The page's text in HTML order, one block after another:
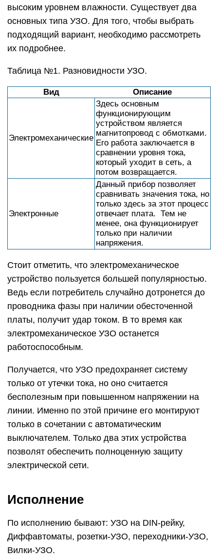
высоким уровнем влажности. Существует два
основных типа УЗО. Для того, чтобы выбрать
подходящий вариант, необходимо рассмотреть
их подробнее.
Таблица №1. Разновидности УЗО.
Вид Описание
Электромеханические
Здесь основным
функционирующим
устройством является
магнитопровод с обмотками.
Его работа заключается в
сравнении уровня тока,
который уходит в сеть, а
потом возвращается.
Электронные
Данный прибор позволяет
сравнивать значения тока, но
только здесь за этот процесс
отвечает плата. Тем не
менее, она функционирует
только при наличии
напряжения.
Стоит отметить, что электромеханическое
устройство пользуется большей популярностью.
Ведь если потребитель случайно дотронется до
проводника фазы при наличии обесточенной
платы, получит удар током. В то время как
электромеханическое УЗО останется
работоспособным.
Получается, что УЗО предохраняет систему
только от утечки тока, но оно считается
бесполезным при повышенном напряжении на
линии. Именно по этой причине его монтируют
только в сочетании с автоматическим
выключателем. Только два этих устройства
позволят обеспечить полноценную защиту
электрической сети.
Исполнение
По исполнению бывают: УЗО на DIN-рейку,
Диффавтоматы, розетки-УЗО, переходники-УЗО,
Вилки-УЗО.